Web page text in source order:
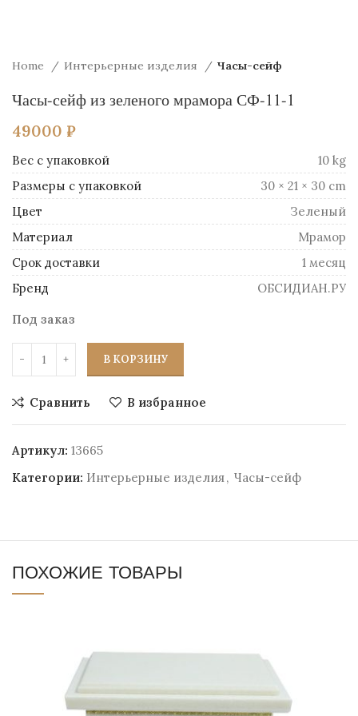
Home Интерьерные изделия Часы-сейф
Часы-сейф из зеленого мрамора СФ-11-1
49000 ₽
Вес
10 kg
Размеры
30 × 21 × 30 cm
Цвет
Зеленый
Материал
Mрамор
Срок доставки
1 месяц
Бренд
ОБСИДИАН.РУ
Под заказ
В КОРЗИНУ
Сравнить В избранное
Артикул: 13665
Категории: Интерьерные изделия, Часы-сейф
ПОХОЖИЕ ТОВАРЫ